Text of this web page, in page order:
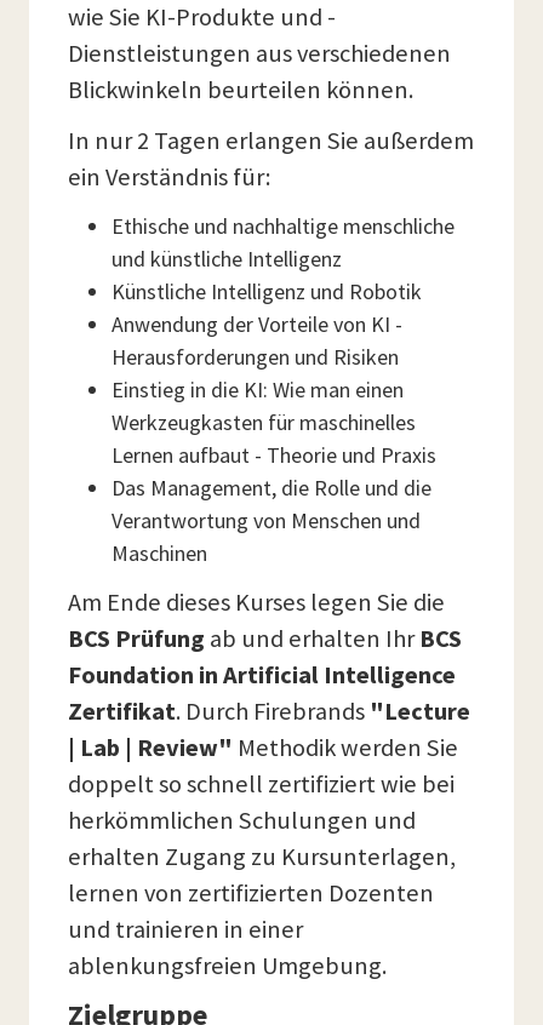
wie Sie KI-Produkte und -
Dienstleistungen aus verschiedenen
Blickwinkeln beurteilen können.
In nur 2 Tagen erlangen Sie außerdem
ein Verständnis für:
Ethische und nachhaltige menschliche
und künstliche Intelligenz
Künstliche Intelligenz und Robotik
Anwendung der Vorteile von KI -
Herausforderungen und Risiken
Einstieg in die KI: Wie man einen
Werkzeugkasten für maschinelles
Lernen aufbaut - Theorie und Praxis
Das Management, die Rolle und die
Verantwortung von Menschen und
Maschinen
Am Ende dieses Kurses legen Sie die
BCS Prüfung ab und erhalten IhrBCS
Foundation in Artificial Intelligence
Zertifikat. Durch Firebrands "Lecture
| Lab | Review" Methodik werden Sie
doppelt so schnell zertifiziert wie bei
herkömmlichen Schulungen und
erhalten Zugang zu Kursunterlagen,
lernen von zertifizierten Dozenten
und trainieren in einer
ablenkungsfreien Umgebung.
Zielgruppe